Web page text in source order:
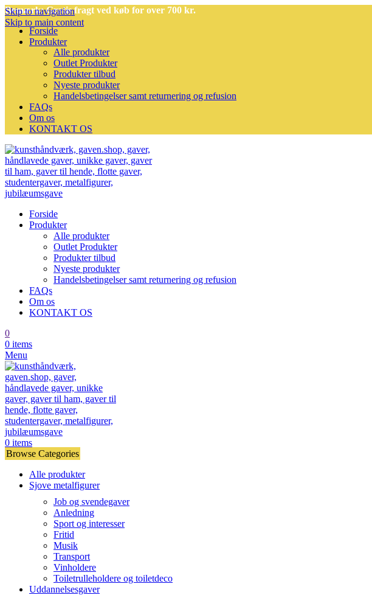
Skip to navigation
Skip to main content
Bemærk: Gratis fragt ved køb for over 700 kr.
Forside
Produkter
Alle produkter
Outlet Produkter
Produkter tilbud
Nyeste produkter
Handelsbetingelser samt returnering og refusion
FAQs
Om os
KONTAKT OS
Forside
Produkter
Alle produkter
Outlet Produkter
Produkter tilbud
Nyeste produkter
Handelsbetingelser samt returnering og refusion
FAQs
Om os
KONTAKT OS
0
0 items
Menu
0 items
Browse Categories
Alle produkter
Sjove metalfigurer
Job og svendegaver
Anledning
Sport og interesser
Fritid
Musik
Transport
Vinholdere
Toiletrulleholdere og toiletdeco
Uddannelsesgaver